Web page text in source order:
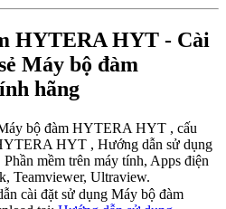
HYTERA HYT - Cài
Máy bộ đàm
hãng
bộ đàm HYTERA HYT , cấu
HYT , Hướng dẫn sử dụng
mềm trên máy tính, Apps điện
Teamviewer, Ultraview.
cài đặt sử dụng Máy bộ đàm